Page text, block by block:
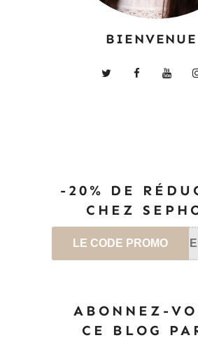
-20% DE
CHEZ
LE CODE PROMO
ABONNEZ-
CE BLOG